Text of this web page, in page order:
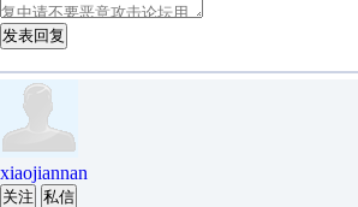
发表回复
xiaojiannan
关注 私信